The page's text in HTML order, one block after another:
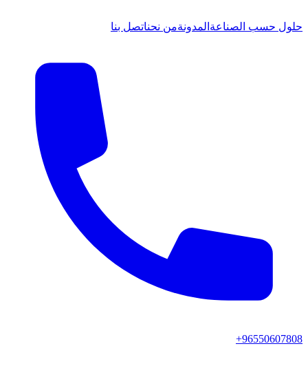
حلول حسب الصناعة المدونةمن نحناتصل بنا
+96550607808